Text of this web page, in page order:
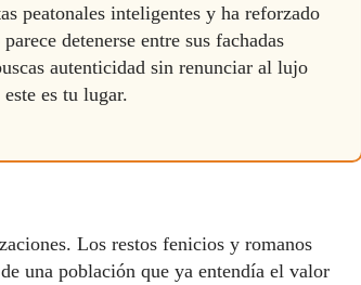
peatonales inteligentes y ha reforzado
detenerse entre sus fachadas
autenticidad sin renunciar al lujo
es tu lugar.
Los restos fenicios y romanos
una población que ya entendía el valor